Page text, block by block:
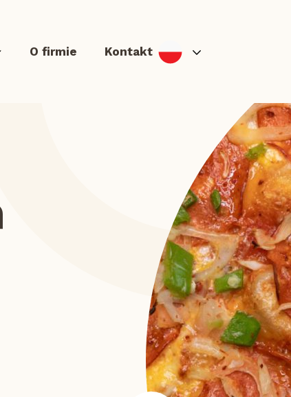
i Quesadillas Zapiekanki i langosze Dodatki i sosy
O firmie Kontakt